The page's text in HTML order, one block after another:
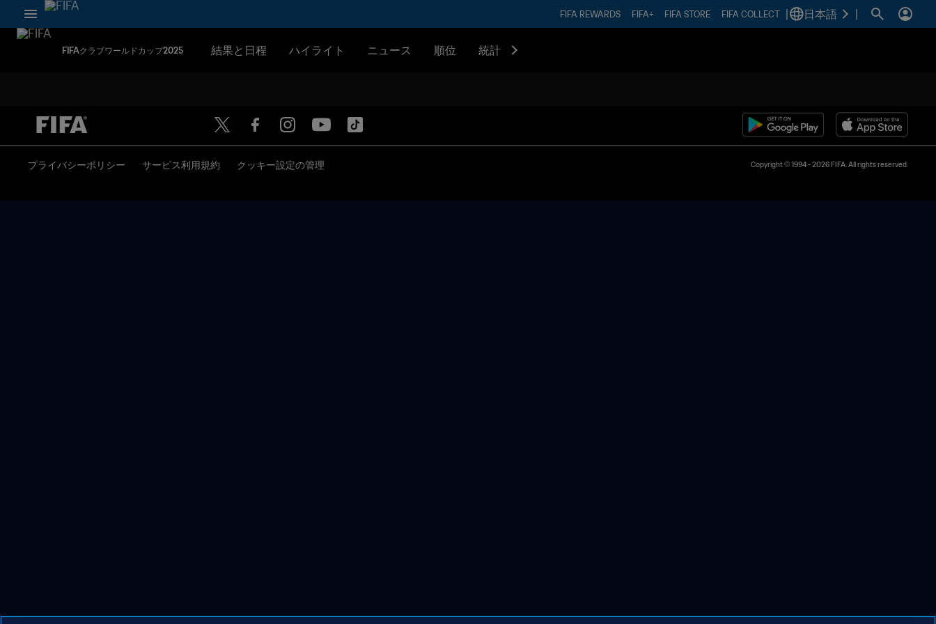
FIFA REWARDS FIFA+ FIFA STORE FIFA COLLECT 日本語
FIFAクラブワールドカップ2025 結果と日程 ハイライト ニュース 順位 統計
プライバシーポリシー サービス利用規約 クッキー設定の管理 Copyright © 1994 - 2026 FIFA. All rights reserved.